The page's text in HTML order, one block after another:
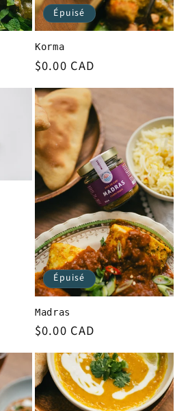
Épuisé
Korma
Prix habituel
$0.00 CAD
Épuisé
Madras
Prix habituel
$0.00 CAD